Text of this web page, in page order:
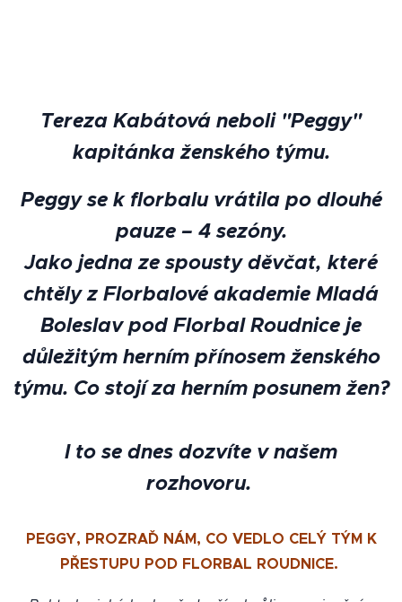
Tereza Kabátová neboli "Peggy"
kapitánka ženského týmu.
Peggy se k florbalu vrátila po dlouhé
pauze – 4 sezóny.
Jako jedna ze spousty děvčat, které
chtěly z Florbalové akademie Mladá
Boleslav pod Florbal Roudnice je
důležitým herním přínosem ženského
týmu. Co stojí za herním posunem žen?
I to se dnes dozvíte v našem
rozhovoru.
PEGGY, PROZRAĎ NÁM, CO VEDLO CELÝ TÝM K
PŘESTUPU POD FLORBAL ROUDNICE.